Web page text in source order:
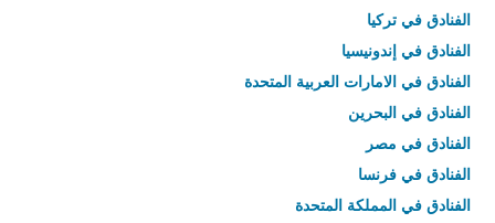
الفنادق في تركيا
الفنادق في إندونيسيا
الفنادق في الامارات العربية المتحدة
الفنادق في البحرين
الفنادق في مصر
الفنادق في فرنسا
الفنادق في المملكة المتحدة